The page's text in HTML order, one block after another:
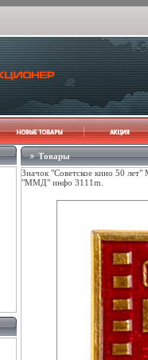
Товары
Значок "Советское кино 50
"ММД" инфо 3111m.